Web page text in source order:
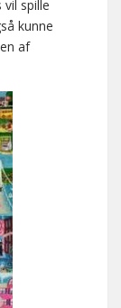
spille
kunne
af